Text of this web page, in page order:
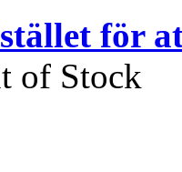
för
of Stock